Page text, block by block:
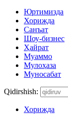
Юртимизда
Хорижда
Санъат
Шоу-бизнес
Ҳайрат
Муаммо
Мулоҳаза
Муносабат
Qidirshish:
Хорижда